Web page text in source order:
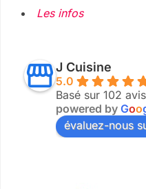
Les infos
J Cuisine
5.0
Basé sur 102 avis
powered by Goo
évaluez-nous